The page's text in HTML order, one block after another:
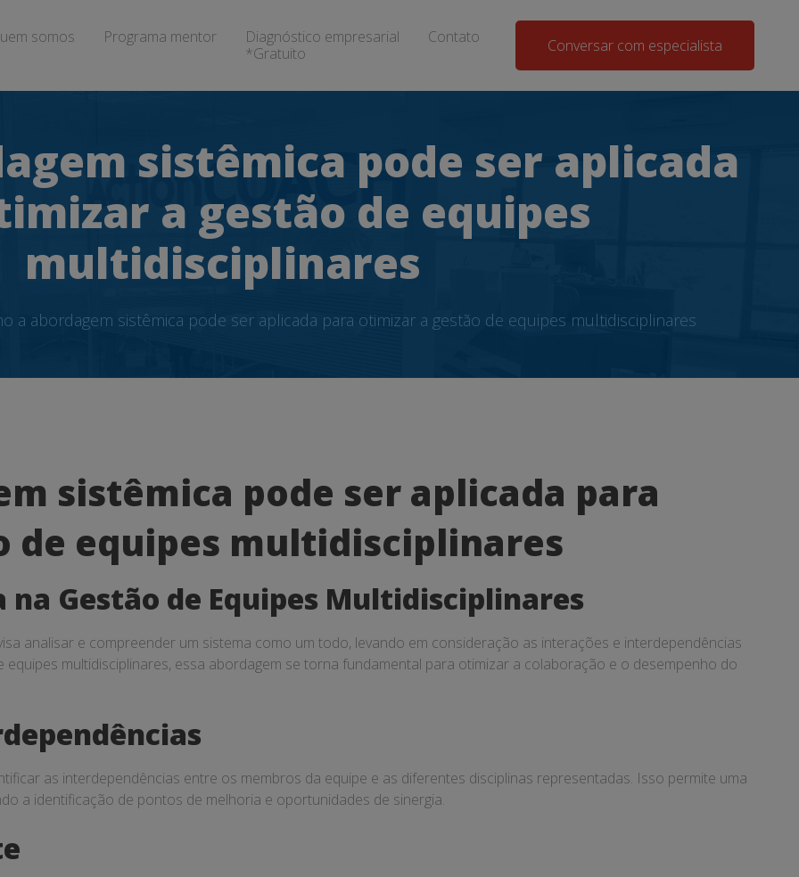
somos Programa mentor
Diagnóstico empresarial
*Gratuito
Contato Conversar com especialista
sistêmica pode ser aplicada
a gestão de equipes
multidisciplinares
a abordagem sistêmica pode ser aplicada para otimizar a gestão de equipes multidisciplinares
sistêmica pode ser aplicada para
de equipes multidisciplinares
Gestão de Equipes Multidisciplinares
analisar e compreender um sistema como um todo, levando em consideração as interações e interdependências
multidisciplinares, essa abordagem se torna fundamental para otimizar a colaboração e o desempenho do
as interdependências entre os membros da equipe e as diferentes disciplinas representadas. Isso permite uma
a identificação de pontos de melhoria e oportunidades de sinergia.